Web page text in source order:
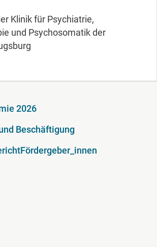
Klinik für Psychiatrie,
und Psychosomatik der
2026
Beschäftigung
Fördergeber_innen
2